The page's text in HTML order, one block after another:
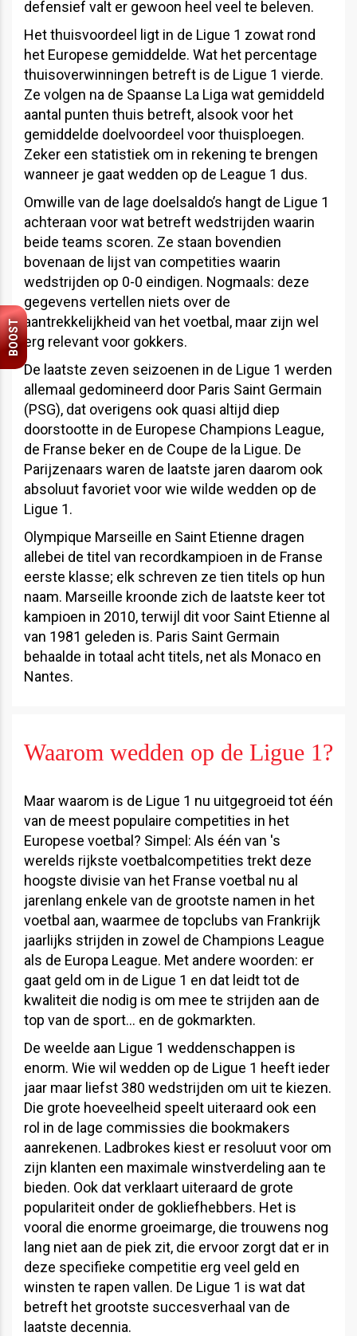
BOOST
defensief valt er gewoon heel veel te beleven.
Het thuisvoordeel ligt in de Ligue 1 zowat rond
het Europese gemiddelde. Wat het percentage
thuisoverwinningen betreft is de Ligue 1 vierde.
Ze volgen na de Spaanse La Liga wat gemiddeld
aantal punten thuis betreft, alsook voor het
gemiddelde doelvoordeel voor thuisploegen.
Zeker een statistiek om in rekening te brengen
wanneer je gaat wedden op de League 1 dus.
Omwille van de lage doelsaldo’s hangt de Ligue 1
achteraan voor wat betreft wedstrijden waarin
beide teams scoren. Ze staan bovendien
bovenaan de lijst van competities waarin
wedstrijden op 0-0 eindigen. Nogmaals: deze
gegevens vertellen niets over de
aantrekkelijkheid van het voetbal, maar zijn wel
erg relevant voor gokkers.
De laatste zeven seizoenen in de Ligue 1 werden
allemaal gedomineerd door Paris Saint Germain
(PSG), dat overigens ook quasi altijd diep
doorstootte in de Europese Champions League,
de Franse beker en de Coupe de la Ligue. De
Parijzenaars waren de laatste jaren daarom ook
absoluut favoriet voor wie wilde wedden op de
Ligue 1.
Olympique Marseille en Saint Etienne dragen
allebei de titel van recordkampioen in de Franse
eerste klasse; elk schreven ze tien titels op hun
naam. Marseille kroonde zich de laatste keer tot
kampioen in 2010, terwijl dit voor Saint Etienne al
van 1981 geleden is. Paris Saint Germain
behaalde in totaal acht titels, net als Monaco en
Nantes.
Waarom wedden op de Ligue 1?
Maar waarom is de Ligue 1 nu uitgegroeid tot één
van de meest populaire competities in het
Europese voetbal? Simpel: Als één van 's
werelds rijkste voetbalcompetities trekt deze
hoogste divisie van het Franse voetbal nu al
jarenlang enkele van de grootste namen in het
voetbal aan, waarmee de topclubs van Frankrijk
jaarlijks strijden in zowel de Champions League
als de Europa League. Met andere woorden: er
gaat geld om in de Ligue 1 en dat leidt tot de
kwaliteit die nodig is om mee te strijden aan de
top van de sport… en de gokmarkten.
De weelde aan Ligue 1 weddenschappen is
enorm. Wie wil wedden op de Ligue 1 heeft ieder
jaar maar liefst 380 wedstrijden om uit te kiezen.
Die grote hoeveelheid speelt uiteraard ook een
rol in de lage commissies die bookmakers
aanrekenen. Ladbrokes kiest er resoluut voor om
zijn klanten een maximale winstverdeling aan te
bieden. Ook dat verklaart uiteraard de grote
populariteit onder de gokliefhebbers. Het is
vooral die enorme groeimarge, die trouwens nog
lang niet aan de piek zit, die ervoor zorgt dat er in
deze specifieke competitie erg veel geld en
winsten te rapen vallen. De Ligue 1 is wat dat
betreft het grootste succesverhaal van de
laatste decennia.